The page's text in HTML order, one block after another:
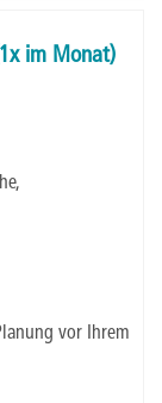
im Monat)
vor Ihrem